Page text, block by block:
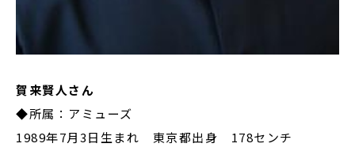
賀来賢人さん
◆所属：アミューズ
1989年7月3日生まれ 東京都出身 178センチ